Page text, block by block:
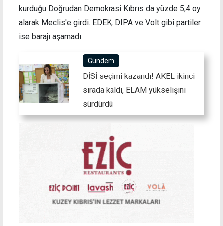
kurduğu Doğrudan Demokrasi Kıbrıs da yüzde 5,4 oy
alarak Meclis'e girdi. EDEK, DIPA ve Volt gibi partiler
ise barajı aşamadı.
Gündem
DİSİ seçimi kazandı! AKEL ikinci
sırada kaldı, ELAM yükselişini
sürdürdü